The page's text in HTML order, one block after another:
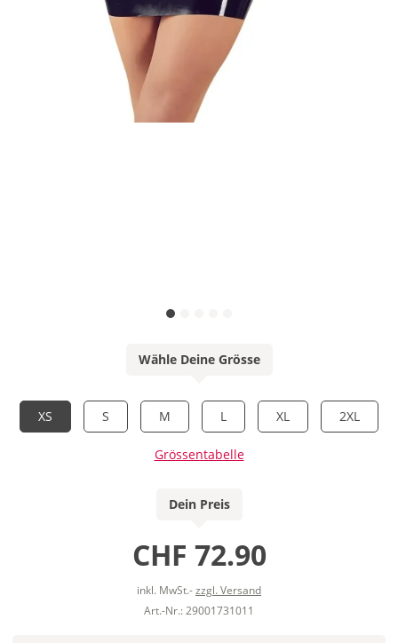
Wähle Deine Grösse
XS S M L XL 2XL
Grössentabelle
Dein Preis
CHF 72.90
inkl. MwSt.-zzgl. Versand
Art.-Nr.: 29001731011